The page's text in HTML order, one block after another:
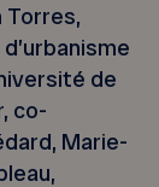
Torres,
de
co-
Marie-